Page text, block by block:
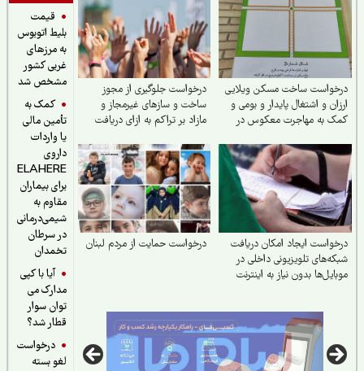
قیمت
بلیط اتوبوس
به مرزهای
غربی کشور
مشخص شد
کمک به
تأمین مالی
یا واردات
داروی
ELAHERE
برای بیماران
مقاوم به
شیمی‌درمانی
در سرطان
تخمدان
آیا با کپی
مدارک می
توان سوار
قطار شد؟
درخواست
لغو بسته
ساخت مسکن ویلایی
و اشتغال پایدار و بومی و
به مهاجرت معکوس در
درخواست جلوگیری از مجوز
ساخت و سازهای غیرمجاز و
مازاد بر تراکم به ازای دریافت
ایجاد امکان دریافت
تلویزیونی داخلی در
بدون نیاز به اینترنت
درخواست حمایت از مردم لبنان